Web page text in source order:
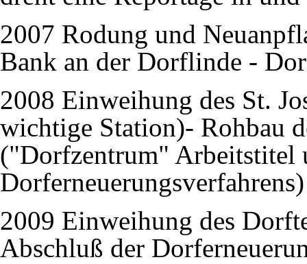
2007 Rodung und
Bank an der Dorflinde -
2008 Einweihung des St.
wichtige Station)- Rohbau
("Dorfzentrum" Arbeitstitel
Dorferneuerungsverfahrens)
2009 Einweihung des
Abschluß der